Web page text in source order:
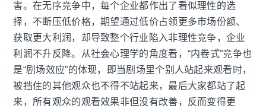
害。在无序竞争中，每个企业都作出了看似理性的选
择，不断压低价格，期望通过低价占领更多市场份额、
获取更大利润，却导致整个行业陷入非理性竞争，企业
利润不升反降。从社会心理学的角度看，“内卷式”竞争也
是“剧场效应”的体现，即当剧场里个别人站起来观看时，
被挡住的其他观众也不得不站起来，最后大家都站了起
来，所有观众的观看效果非但没有改善，反而变得更